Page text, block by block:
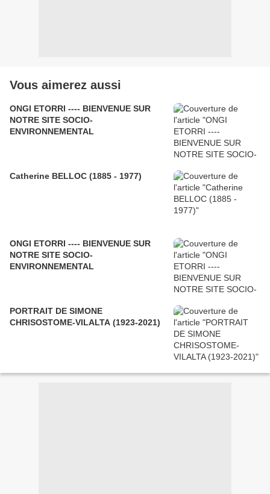
Vous aimerez aussi
ONGI ETORRI ---- BIENVENUE SUR
NOTRE SITE SOCIO-
ENVIRONNEMENTAL
Catherine BELLOC (1885 - 1977)
ONGI ETORRI ---- BIENVENUE SUR
NOTRE SITE SOCIO-
ENVIRONNEMENTAL
PORTRAIT DE SIMONE
CHRISOSTOME-VILALTA (1923-2021)